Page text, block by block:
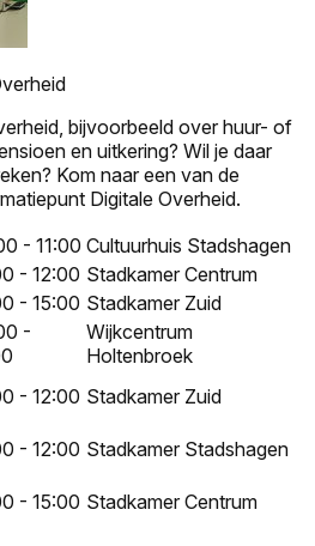
bijvoorbeeld over huur- of
en uitkering? Wil je daar
Kom naar een van de
Digitale Overheid.
- 11:00 Cultuurhuis Stadshagen
- 12:00 Stadkamer Centrum
- 15:00 Stadkamer Zuid
-
Wijkcentrum
Holtenbroek
- 12:00 Stadkamer Zuid
- 12:00 Stadkamer Stadshagen
- 15:00 Stadkamer Centrum